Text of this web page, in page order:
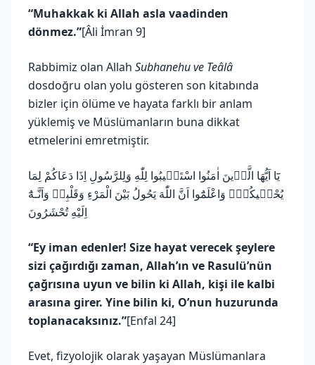
“Muhakkak ki Allah asla vaadinden
dönmez.”[Âli İmran 9]
Rabbimiz olan Allah Subhanehu ve Teâlâ
dosdoğru olan yolu gösteren son kitabında
bizler için ölüme ve hayata farklı bir anlam
yüklemiş ve Müslümanların buna dikkat
etmelerini emretmiştir.
يَٓا اَيُّهَا الَّذ۪ينَ اٰمَنُوا اسْتَج۪يبُوا لِلّٰهِ وَلِلرَّسُولِ اِذَا دَعَاكُمْ لِمَا
يُحْي۪يكُمْۚ وَاعْلَمُٓوا اَنَّ اللّٰهَ يَحُولُ بَيْنَ الْمَرْءِ وَقَلْبِه۪ وَاَنَّـهُٓ
اِلَيْهِ تُحْشَرُونَ
“Ey iman edenler! Size hayat verecek şeylere
sizi çağırdığı zaman, Allah’ın ve Rasulü’nün
çağrısına uyun ve bilin ki Allah, kişi ile kalbi
arasına girer. Yine bilin ki, O’nun huzurunda
toplanacaksınız.”[Enfal 24]
Evet, fizyolojik olarak yaşayan Müslümanlara